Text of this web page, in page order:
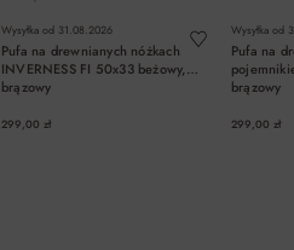
Wysyłka od 31.08.2026
Pufa na drewnianych nóżkach
INVERNESS FI 50x33 beżowy,
brązowy
299,00 zł
Wysyłka od
Pufa na
brązowy
299,00 zł